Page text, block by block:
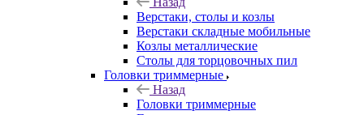
Верстаки, столы и козлы
Верстаки складные мобильные
Козлы металлические
Столы для торцовочных пил
Головки триммерные
Назад
Головки триммерные